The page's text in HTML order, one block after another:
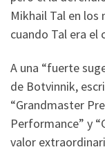
Mikhail Tal en los
cuando Tal era el
A una “fuerte
de Botvinnik,
“Grandmaster
Performance” y
valor